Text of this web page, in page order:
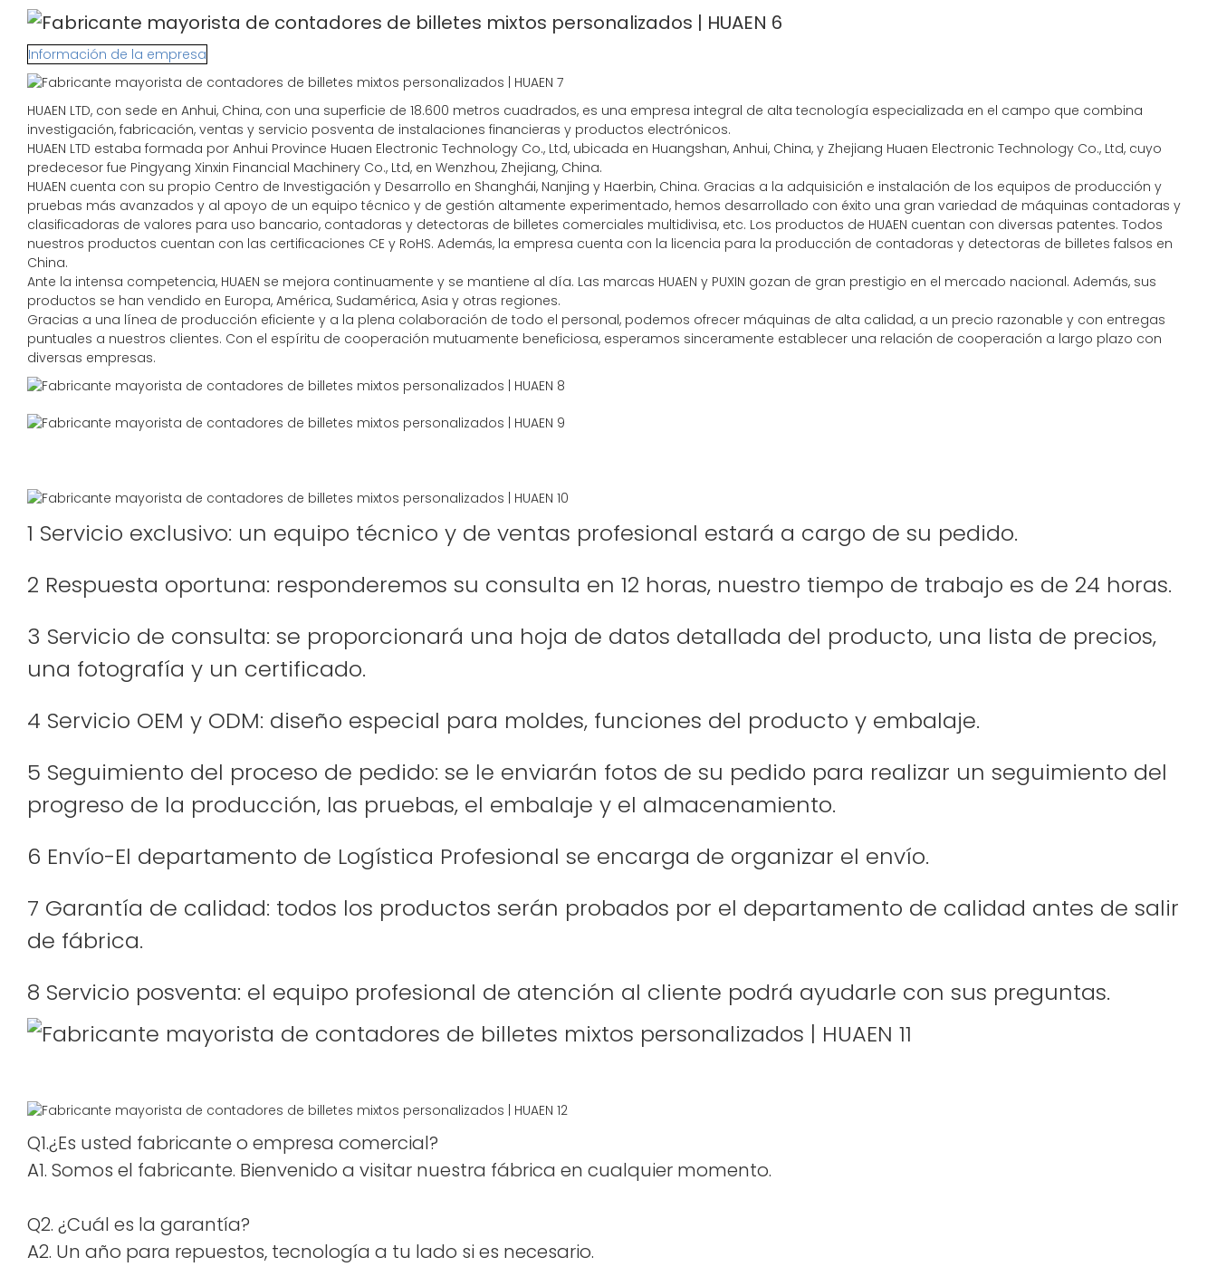
Información de la empresa
HUAEN LTD, con sede en Anhui, China, con una superficie de 18.600 metros cuadrados, es una empresa integral de alta tecnología especializada en el campo que combina
investigación, fabricación, ventas y servicio posventa de instalaciones financieras y productos electrónicos.
HUAEN LTD estaba formada por Anhui Province Huaen Electronic Technology Co., Ltd, ubicada en Huangshan, Anhui, China, y Zhejiang Huaen Electronic Technology Co., Ltd, cuyo
predecesor fue Pingyang Xinxin Financial Machinery Co., Ltd, en Wenzhou, Zhejiang, China.
HUAEN cuenta con su propio Centro de Investigación y Desarrollo en Shanghái, Nanjing y Haerbin, China. Gracias a la adquisición e instalación de los equipos de producción y
pruebas más avanzados y al apoyo de un equipo técnico y de gestión altamente experimentado, hemos desarrollado con éxito una gran variedad de máquinas contadoras y
clasificadoras de valores para uso bancario, contadoras y detectoras de billetes comerciales multidivisa, etc. Los productos de HUAEN cuentan con diversas patentes. Todos
nuestros productos cuentan con las certificaciones CE y RoHS. Además, la empresa cuenta con la licencia para la producción de contadoras y detectoras de billetes falsos en
China.
Ante la intensa competencia, HUAEN se mejora continuamente y se mantiene al día. Las marcas HUAEN y PUXIN gozan de gran prestigio en el mercado nacional. Además, sus
productos se han vendido en Europa, América, Sudamérica, Asia y otras regiones.
Gracias a una línea de producción eficiente y a la plena colaboración de todo el personal, podemos ofrecer máquinas de alta calidad, a un precio razonable y con entregas
puntuales a nuestros clientes. Con el espíritu de cooperación mutuamente beneficiosa, esperamos sinceramente establecer una relación de cooperación a largo plazo con
diversas empresas.
1 Servicio exclusivo: un equipo técnico y de ventas profesional estará a cargo de su pedido.
2 Respuesta oportuna: responderemos su consulta en 12 horas, nuestro tiempo de trabajo es de 24 horas.
3 Servicio de consulta: se proporcionará una hoja de datos detallada del producto, una lista de precios,
una fotografía y un certificado.
4 Servicio OEM y ODM: diseño especial para moldes, funciones del producto y embalaje.
5 Seguimiento del proceso de pedido: se le enviarán fotos de su pedido para realizar un seguimiento del
progreso de la producción, las pruebas, el embalaje y el almacenamiento.
6 Envío-El departamento de Logística Profesional se encarga de organizar el envío.
7 Garantía de calidad: todos los productos serán probados por el departamento de calidad antes de salir
de fábrica.
8 Servicio posventa: el equipo profesional de atención al cliente podrá ayudarle con sus preguntas.
Q1.¿Es usted fabricante o empresa comercial?
A1. Somos el fabricante. Bienvenido a visitar nuestra fábrica en cualquier momento.
Q2. ¿Cuál es la garantía?
A2. Un año para repuestos, tecnología a tu lado si es necesario.